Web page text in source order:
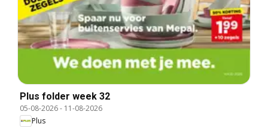
Plus folder week 32
05-08-2026- 11-08-2026
Plus